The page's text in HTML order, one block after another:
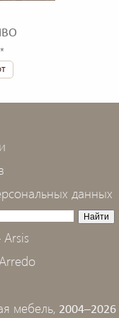
данных
Arsis
мебель, 2004–2026